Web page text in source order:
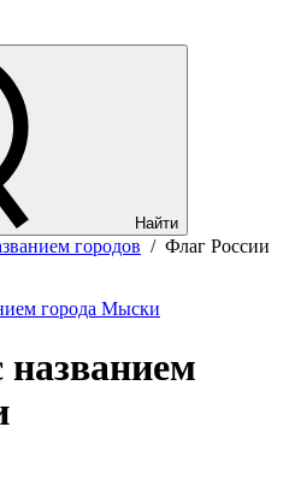
Найти
городов / Флаг России
названием